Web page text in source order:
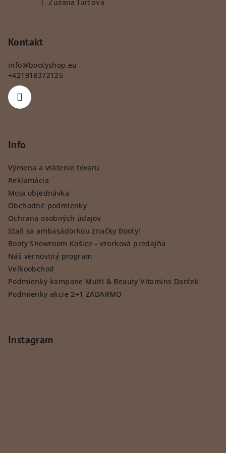
Hodnotenie produktu je 5 z 5 hviezdičiek.
| Zuzana Jurčová
Kontakt
info@bootyshop.eu
+421918372125
Info
Výmena a vrátenie tovaru
Reklamácia
Moja objednávka
Obchodné podmienky
Ochrana osobných údajov
Staň sa ambasádorkou značky Booty!
Booty Showroom Košice - vzorková predajňa
Náš vernostný program
Veľkoobchod
Podmienky kampane Multi & Beauty Vitamins Darček
Podmienky akcie 2+1 ZADARMO
Instagram